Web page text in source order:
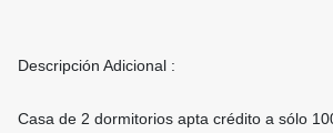
Descripción Adicional :
Casa de 2 dormitorios apta crédito a sólo